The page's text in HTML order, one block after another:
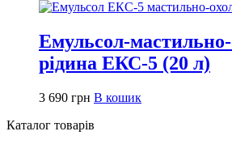
Емульсол-
рідина ЕКС-5 (20 л)
3 690 грн В кошик
Каталог товарів